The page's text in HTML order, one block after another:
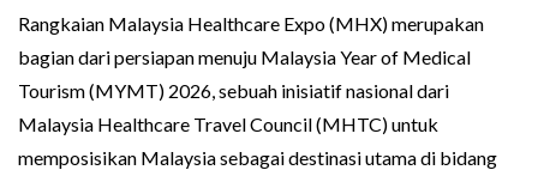
Rangkaian Malaysia Healthcare Expo (MHX) merupakan
bagian dari persiapan menuju Malaysia Year of Medical
Tourism (MYMT) 2026, sebuah inisiatif nasional dari
Malaysia Healthcare Travel Council (MHTC) untuk
memposisikan Malaysia sebagai destinasi utama di bidang